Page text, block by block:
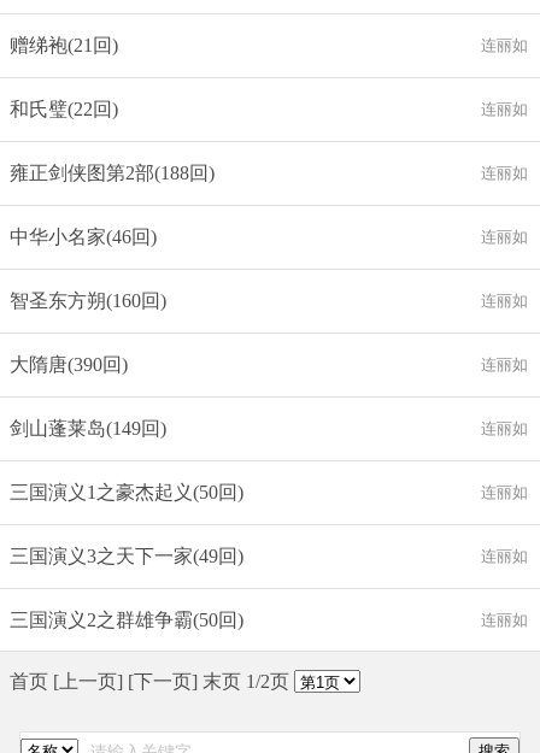
赠绨袍(21回) 连丽如
和氏璧(22回) 连丽如
雍正剑侠图第2部(188回) 连丽如
中华小名家(46回) 连丽如
智圣东方朔(160回) 连丽如
大隋唐(390回) 连丽如
剑山蓬莱岛(149回) 连丽如
三国演义1之豪杰起义(50回) 连丽如
三国演义3之天下一家(49回) 连丽如
三国演义2之群雄争霸(50回) 连丽如
首页 [上一页] [下一页] 末页 1/2页